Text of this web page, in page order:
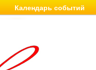
Календарь событий